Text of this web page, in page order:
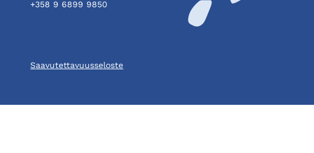
+358 9 6899 9850
Saavutettavuusseloste